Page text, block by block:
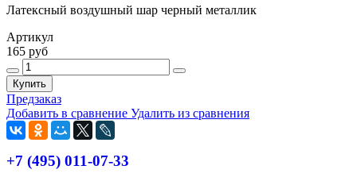
Латексный воздушный шар черный металлик
Артикул
165 руб
Купить
Предзаказ
Добавить в сравнение Удалить из сравнения
+7 (495) 011-07-33